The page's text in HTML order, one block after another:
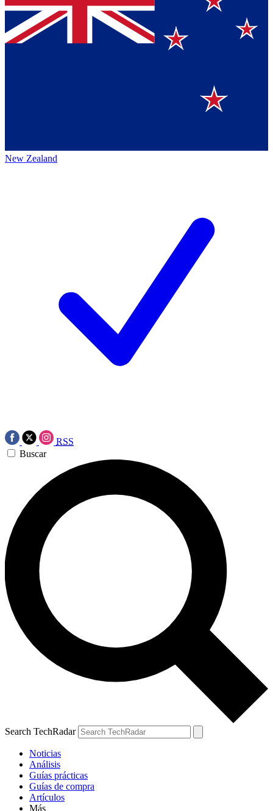
New Zealand
RSS
Buscar
Search TechRadar
Noticias
Análisis
Guías prácticas
Guías de compra
Artículos
Más